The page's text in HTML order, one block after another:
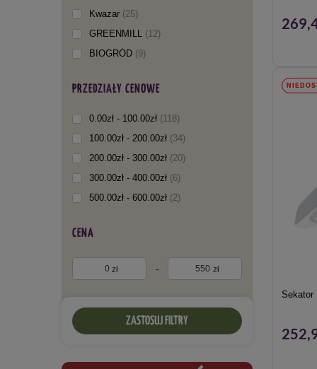
Kwazar 25
GREENMILL 12
BIOGRÓD 9
Bradas
5
Browin
3
Progarden
2
WelKut
Chomik
Form Plastic
1
Przedsiębiorstwo Solidarność
PRZEDZIAŁY CENOWE
0.00zł - 100.00zł 118
100.00zł - 200.00zł 34
200.00zł - 300.00zł 20
300.00zł - 400.00zł 6
500.00zł - 600.00zł 2
CENA
zł - zł
ZASTOSUJ FILTRY
Sekator